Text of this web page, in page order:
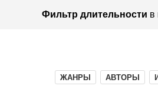
Фильтр длительности в
ЖАНРЫ АВТОРЫ